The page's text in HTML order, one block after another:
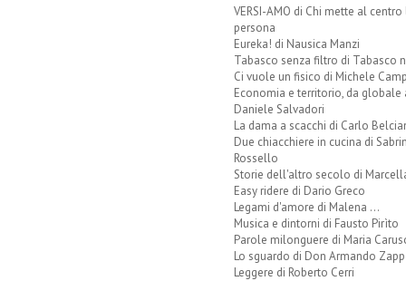
VERSI-AMO di Chi mette al centro
persona
Eureka! di Nausica Manzi
Tabasco senza filtro di Tabasco
Ci vuole un fisico di Michele
Economia e territorio, da globale
Daniele Salvadori
La dama a scacchi di Carlo
Due chiacchiere in cucina di
Rossello
Storie dell'altro secolo di
Easy ridere di Dario Greco
Legami d'amore di Malena ...
Musica e dintorni di Fausto Pirìto
Parole milonguere di Maria
Lo sguardo di Don Armando
Leggere di Roberto Cerri